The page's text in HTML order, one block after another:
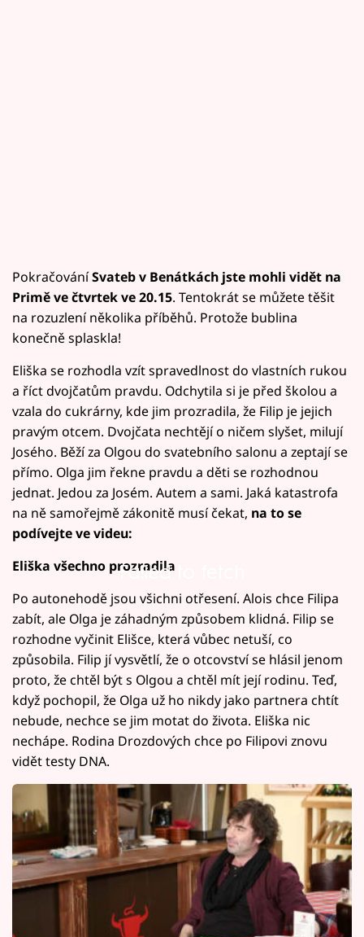
PokračováníSvateb v Benátkách jste mohli vidět na
Primě ve čtvrtek ve 20.15. Tentokrát se můžete těšit
na rozuzlení několika příběhů. Protože bublina
konečně splaskla!
Eliška se rozhodla vzít spravedlnost do vlastních rukou
a říct dvojčatům pravdu. Odchytila si je před školou a
vzala do cukrárny, kde jim prozradila, že Filip je jejich
pravým otcem. Dvojčata nechtějí o ničem slyšet, milují
Josého. Běží za Olgou do svatebního salonu a zeptají se
přímo. Olga jim řekne pravdu a děti se rozhodnou
jednat. Jedou za Josém. Autem a sami. Jaká katastrofa
na ně samořejmě zákonitě musí čekat, na to se
podívejte ve videu:
Failed to fetch
Eliška všechno prozradila
Po autonehodě jsou všichni otřesení. Alois chce Filipa
zabít, ale Olga je záhadným způsobem klidná. Filip se
rozhodne vyčinit Elišce, která vůbec netuší, co
způsobila. Filip jí vysvětlí, že o otcovství se hlásil jenom
proto, že chtěl být s Olgou a chtěl mít její rodinu. Teď,
když pochopil, že Olga už ho nikdy jako partnera chtít
nebude, nechce se jim motat do života. Eliška nic
nechápe. Rodina Drozdových chce po Filipovi znovu
vidět testy DNA.